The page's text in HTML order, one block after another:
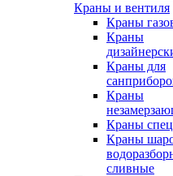
Краны и вентиля
Краны
Краны
Краны для
Краны
Краны
Краны
сливные